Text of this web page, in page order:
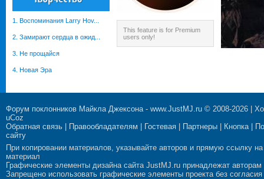
1. Воспоминания Larry Hov...
2. Замирают сердца в ожид...
3. Не прощайся
4. Новая Эра
This feature is for Premium
users only!
Форум поклонников Майкла Джексона- www.JustMJ.ru © 2008-2026 |
uCoz
Обратная связь
Правообладателям Гостевая Партнеры Кнопка|
сайту
При копировании материалов, указывайте авторов и прямую ссылку на
материал
Графические элементы дизайна сайта JustMJ.ru принадлежат авторам
Запрещено использовать графические элементы проекта без согласия